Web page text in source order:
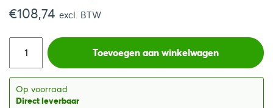
prijs
was:
€144,60.
is:
€108,74 excl. BTW
Toevoegen aan winkelwagen
Op voorraad
Direct leverbaar